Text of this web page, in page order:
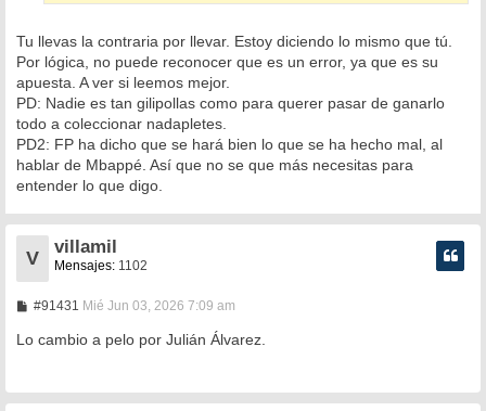
Tu llevas la contraria por llevar. Estoy diciendo lo mismo que tú.
Por lógica, no puede reconocer que es un error, ya que es su
apuesta. A ver si leemos mejor.
PD: Nadie es tan gilipollas como para querer pasar de ganarlo
todo a coleccionar nadapletes.
PD2: FP ha dicho que se hará bien lo que se ha hecho mal, al
hablar de Mbappé. Así que no se que más necesitas para
entender lo que digo.
V
villamil
Mensajes: 1102
#91431 M
n
s
e
Mié Jun 03, 2026 7:09 am
Lo cambio a pelo por Julián Álvarez.